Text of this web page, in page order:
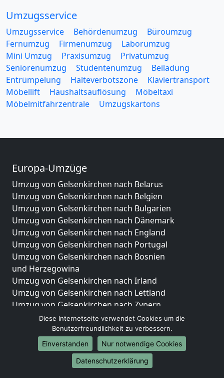
Umzugsservice
Umzugsservice Behördenumzug
Büroumzug
Fernumzug
Firmenumzug
Laborumzug
Mini Umzug
Praxisumzug
Privatumzug
Seniorenumzug
Studentenumzug
Beiladung
Entrümpelung
Halteverbotszone
Klaviertransport
Möbellift
Haushaltsauflösung
Möbeltaxi
Möbelmitfahrzentrale
Umzugskartons
Europa-Umzüge
Umzug von Gelsenkirchen nach Belarus
Umzug von Gelsenkirchen nach Belgien
Umzug von Gelsenkirchen nach Bulgarien
Umzug von Gelsenkirchen nach Dänemark
Umzug von Gelsenkirchen nach England
Umzug von Gelsenkirchen nach Portugal
Umzug von Gelsenkirchen nach Bosnien
und Herzegowina
Umzug von Gelsenkirchen nach Irland
Umzug von Gelsenkirchen nach Lettland
Umzug von Gelsenkirchen nach Zypern
Umzug von Gelsenkirchen nach Kroatien
Umzug von Gelsenkirchen nach Estland
Umzug von Gelsenkirchen nach Finnland
Umzug von Gelsenkirchen nach Frankreich
Umzug von Gelsenkirchen nach Griechenland
Diese Internetseite verwendet Cookies um die
Benutzerfreundlichkeit zu verbessern.
Einverstanden
Nur notwendige Cookies
Datenschutzerklärung